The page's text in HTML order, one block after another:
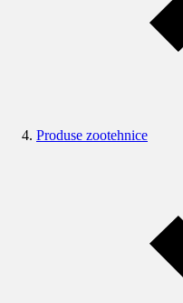
Produse zootehnice